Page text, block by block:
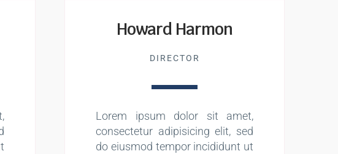
Howard Harmon
DIRECTOR
Lorem ipsum dolor sit amet,
consectetur adipisicing elit, sed
do eiusmod tempor incididunt ut